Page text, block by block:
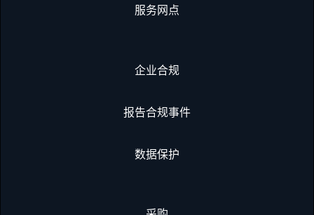
服务网点
企业合规
报告合规事件
数据保护